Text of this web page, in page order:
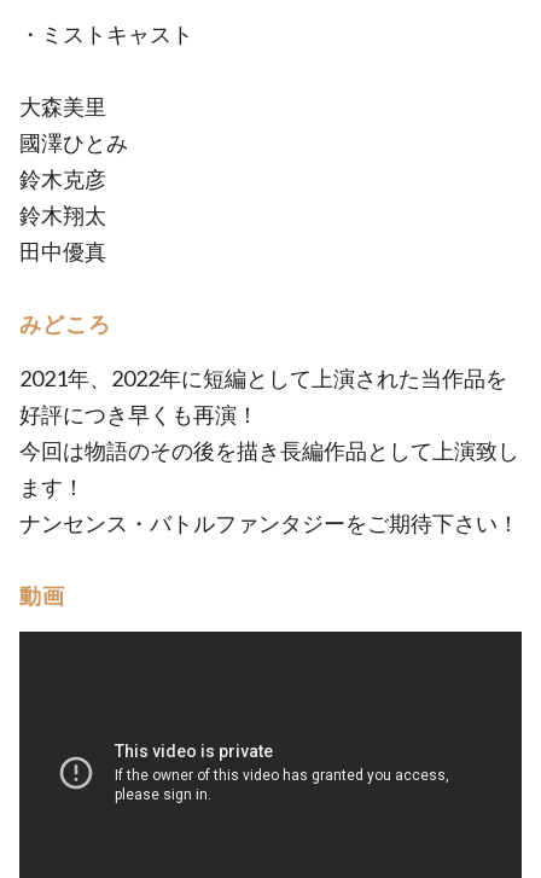
・ミストキャスト
大森美里
國澤ひとみ
鈴木克彦
鈴木翔太
田中優真
みどころ
2021年、2022年に短編として上演された当作品を
好評につき早くも再演！
今回は物語のその後を描き長編作品として上演致し
ます！
ナンセンス・バトルファンタジーをご期待下さい！
動画